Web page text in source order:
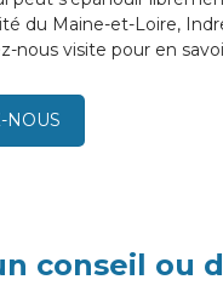
du Maine-et-Loire,
nous visite pour en
NOUS
conseil ou